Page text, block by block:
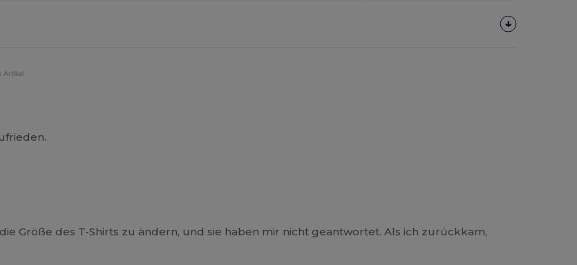
Artikel
Größe des T-Shirts zu ändern, und sie haben mir nicht geantwortet. Als ich zurückkam,